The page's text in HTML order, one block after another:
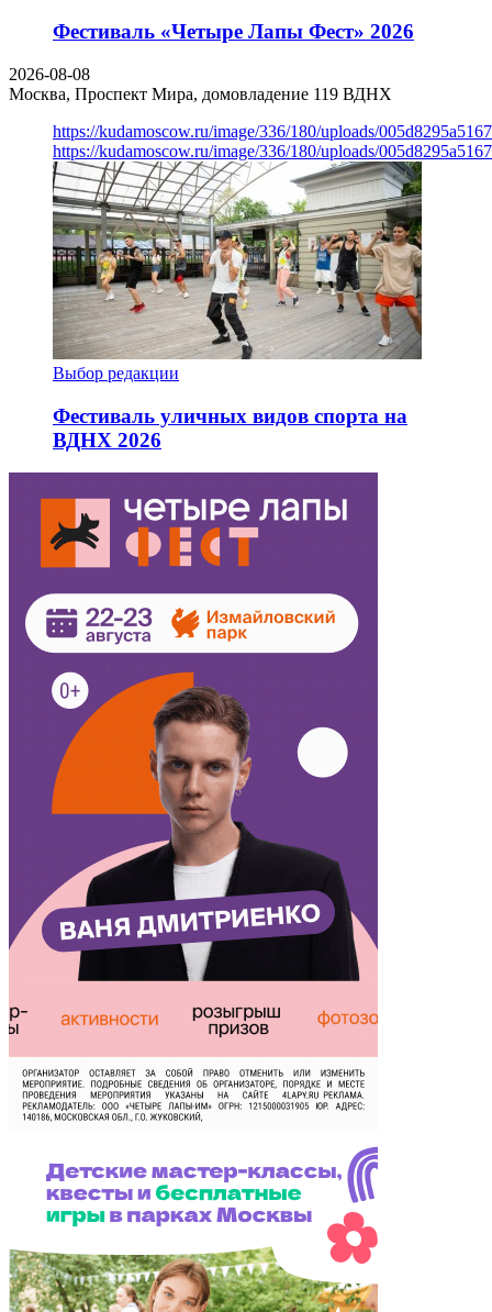
Фестиваль «Четыре Лапы Фест» 2026
2026-08-08
Москва, Проспект Мира, домовладение 119 ВДНХ
https://kudamoscow.ru/image/336/180/uploads/
https://kudamoscow.ru/image/336/180/uploads/
Выбор редакции
Фестиваль уличных видов спорта на
ВДНХ 2026